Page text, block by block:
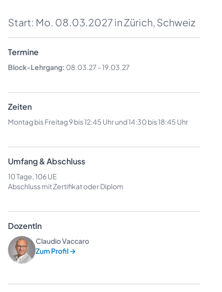
Start: Mo. 08.03.2027 in Zürich, Schweiz
Termine
Block-Lehrgang: 08.03.27 -19.03.27
Zeiten
Montag bis Freitag 9 bis 12:45 Uhr und 14:30 bis 18:45 Uhr
Umfang & Abschluss
10 Tage, 106 UE
Abschluss mit Zertifikat oder Diplom
DozentIn
Claudio Vaccaro
Zum Profil→